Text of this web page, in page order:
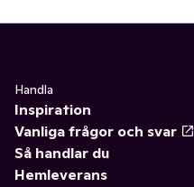
Handla
Inspiration
Vanliga frågor och svar
Så handlar du
Hemleverans